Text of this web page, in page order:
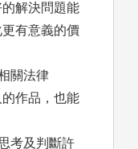
解決問題能
有意義的價
關法律
的作品，也能
考及判斷許